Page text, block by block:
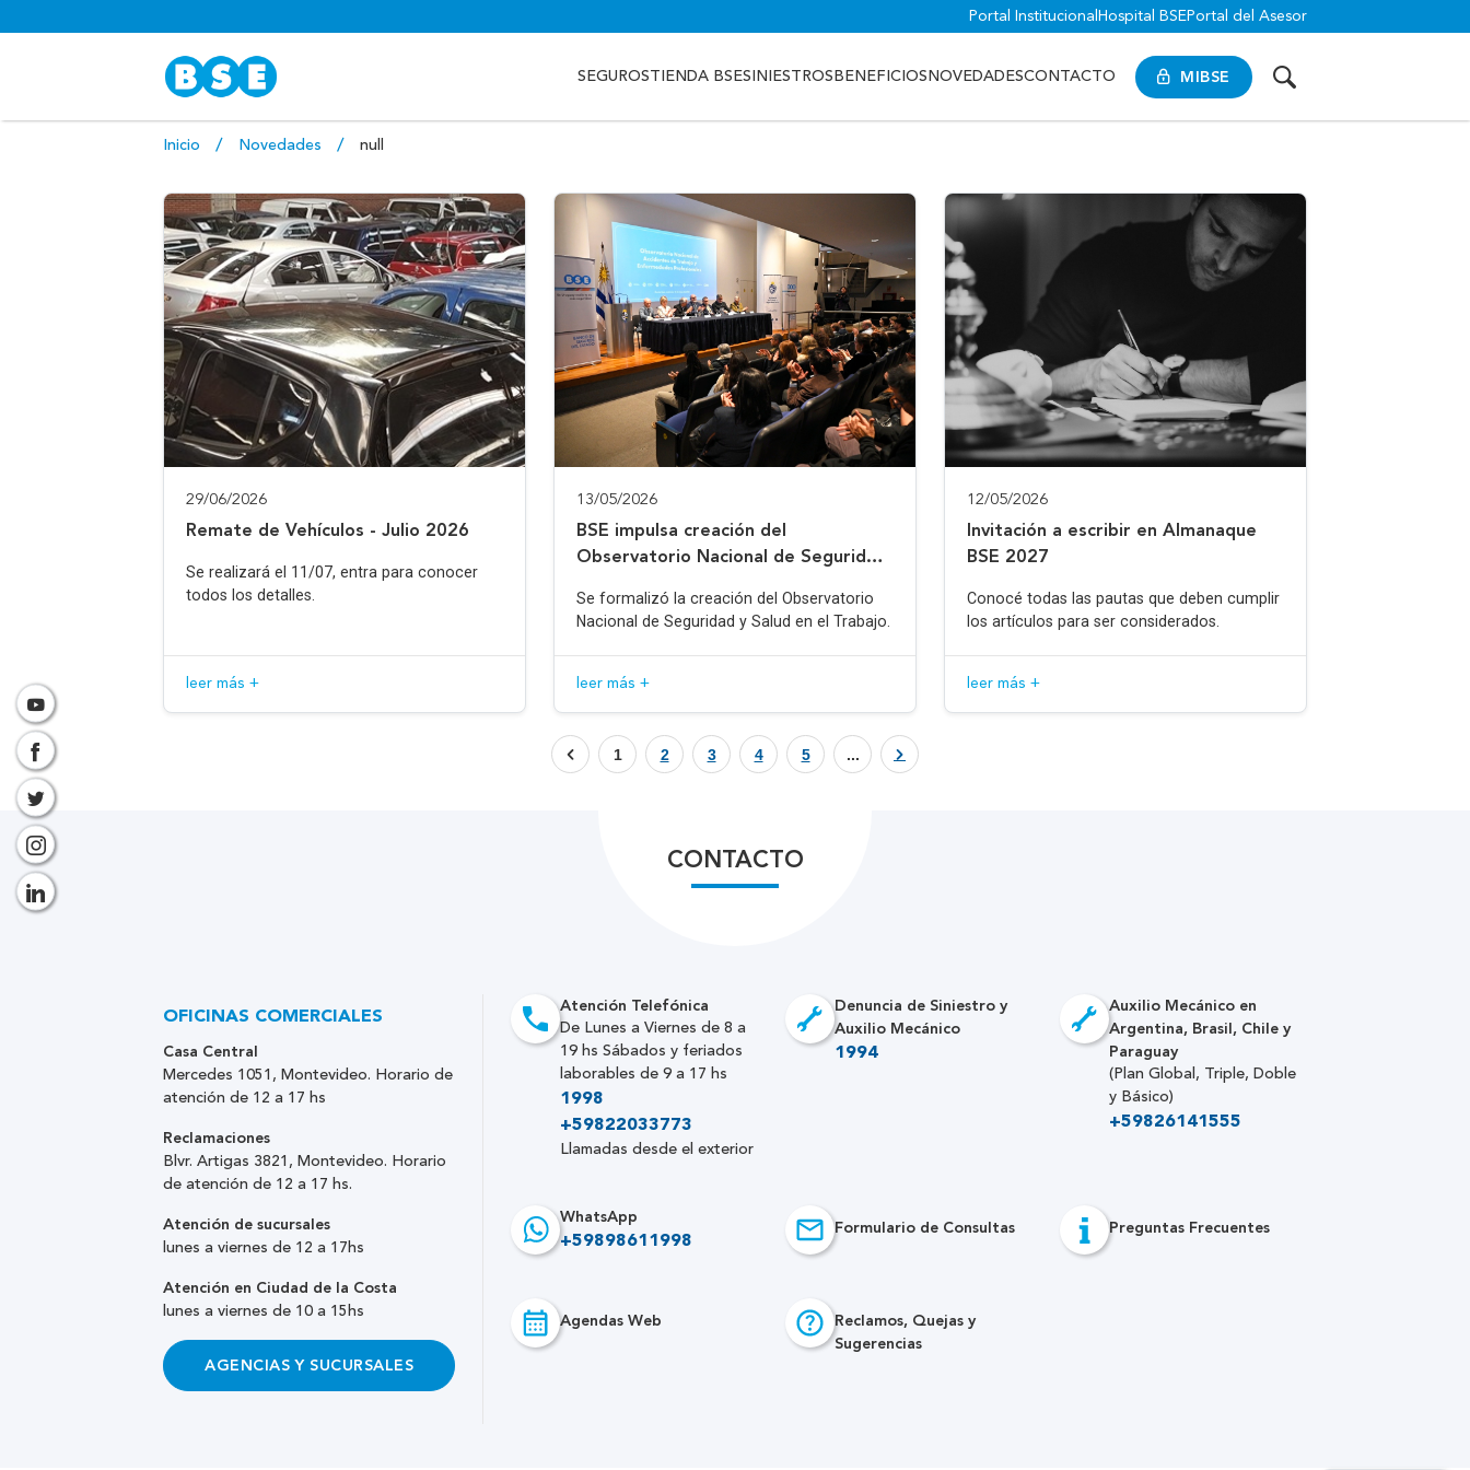
Portal Institucional Hospital BSE Portal del Asesor
MIBSE
SEGUROSTIENDA BSESINIESTROS BENEFICIOS NOVEDADESCONTACTO
Inicio Novedades null
29/06/2026
Remate de Vehículos - Julio 2026
Se realizará el 11/07, entra para conocer
todos los detalles.
leer más +
13/05/2026
BSE impulsa creación del
Observatorio Nacional de Seguridad
Se formalizó la creación del Observatorio
Nacional de Seguridad y Salud en el Trabajo.
leer más +
12/05/2026
Invitación a escribir en Almanaque
BSE 2027
Conocé todas las pautas que deben cumplir
los artículos para ser considerados.
leer más +
1 2 3 4 5 ...
CONTACTO
Atención Telefónica
De Lunes a Viernes de 8 a
19 hs Sábados y feriados
laborables de 9 a 17 hs
1998
+59822033773
Llamadas desde el exterior
Denuncia de Siniestro y
Auxilio Mecánico
1994
Auxilio Mecánico en
Argentina, Brasil, Chile y
Paraguay
(Plan Global, Triple, Doble
y Básico)
+59826141555
WhatsApp
+59898611998
Formulario de Consultas Preguntas Frecuentes
Agendas Web
Reclamos, Quejas y
Sugerencias
OFICINAS COMERCIALES
Casa Central
Mercedes 1051, Montevideo. Horario de
atención de 12 a 17 hs
Reclamaciones
Blvr. Artigas 3821, Montevideo. Horario
de atención de 12 a 17 hs.
Atención de sucursales
lunes a viernes de 12 a 17hs
Atención en Ciudad de la Costa
lunes a viernes de 10 a 15hs
AGENCIAS Y SUCURSALES